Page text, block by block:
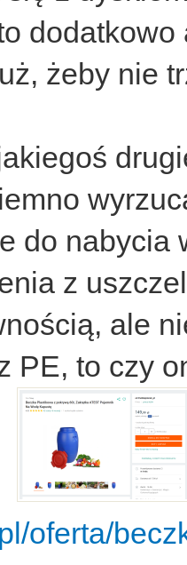
żeby nie
do nabycia
z
ale
PE, to czy
oferta/